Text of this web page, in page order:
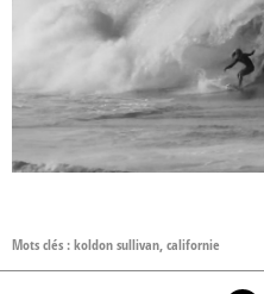
Mots clés :koldon sullivan,californie